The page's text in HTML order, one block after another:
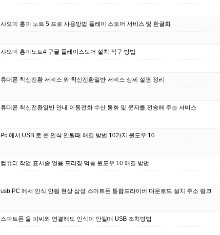
샤오미 홍미 노트 5 프로 사용방법 플레이 스토어 서비스 및 한글화
샤오미 홍미노트4 구글 플레이스토어 설치 직구 방법
휴대폰 착신전환 서비스 와 착신전환일반 서비스 상세 설명 정리
휴대폰 착신전환일반 안내 이동전화 수신 통화 및 문자를 전송해 주는 서비스
Pc 에서 USB 로 폰 인식 안될때 해결 방법 10가지 윈도우 10
컴퓨터 작업 표시줄 얼음 프리징 먹통 윈도우 10 해결 방법
usb PC 에서 인식 안됨 현상 삼성 스마트폰 통합드라이버 다운로드 설치 주소 링크
스마트폰 을 피씨와 연결해도 인식이 안될때 USB 조치방법